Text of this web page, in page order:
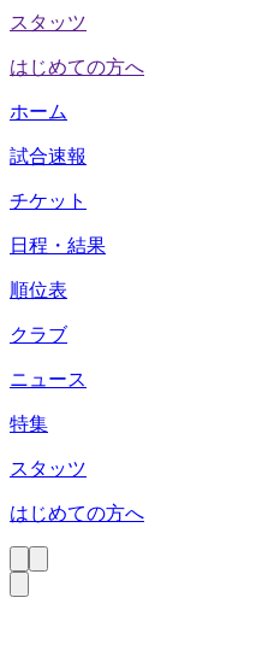
スタッツ
はじめての方へ
ホーム
試合速報
チケット
日程・結果
順位表
クラブ
ニュース
特集
スタッツ
はじめての方へ